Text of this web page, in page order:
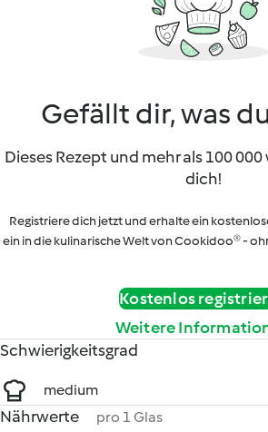
Gefällt dir, was
Dieses Rezept und mehr als 100
dich!
Registriere dich jetzt und erhalte ein
ein in die kulinarische Welt von Cookidoo® -
Kostenlos
Weitere
Schwierigkeitsgrad
medium
Nährwerte pro 1 Glas